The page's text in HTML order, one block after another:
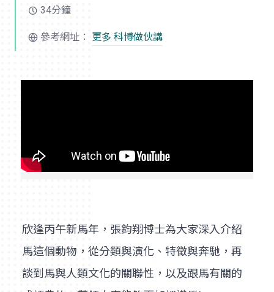
34分鐘
參考網址： 更多 科博做伙講
欣逢丙午新馬年，張鈞翔博士為大家深入介紹
馬這個動物，從分類與演化、特徵與奔馳，再
談到馬與人類文化的關聯性，以及跟馬有關的